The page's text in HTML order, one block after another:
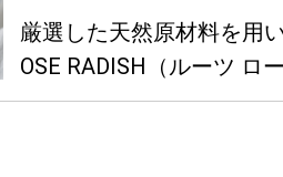
厳選した天然原材料を用
OSE RADISH（ルーツ ロ